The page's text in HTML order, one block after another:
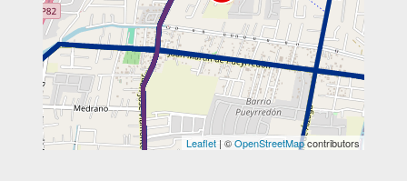
Leaflet | ©OpenStreetMapcontributors